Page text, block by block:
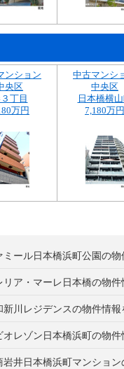
ンション
央区
丁目
万円
中古マンシ
中央区
日本橋横山
7,180万円
ミール日本橋浜町公園の
リア・マーレ日本橋の物
新川レジデンスの物件情報
オレゾン日本橋浜町の物